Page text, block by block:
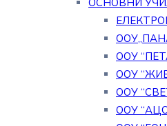
ОСНОВНИ
ООУ
ООУ
ООУ
ООУ